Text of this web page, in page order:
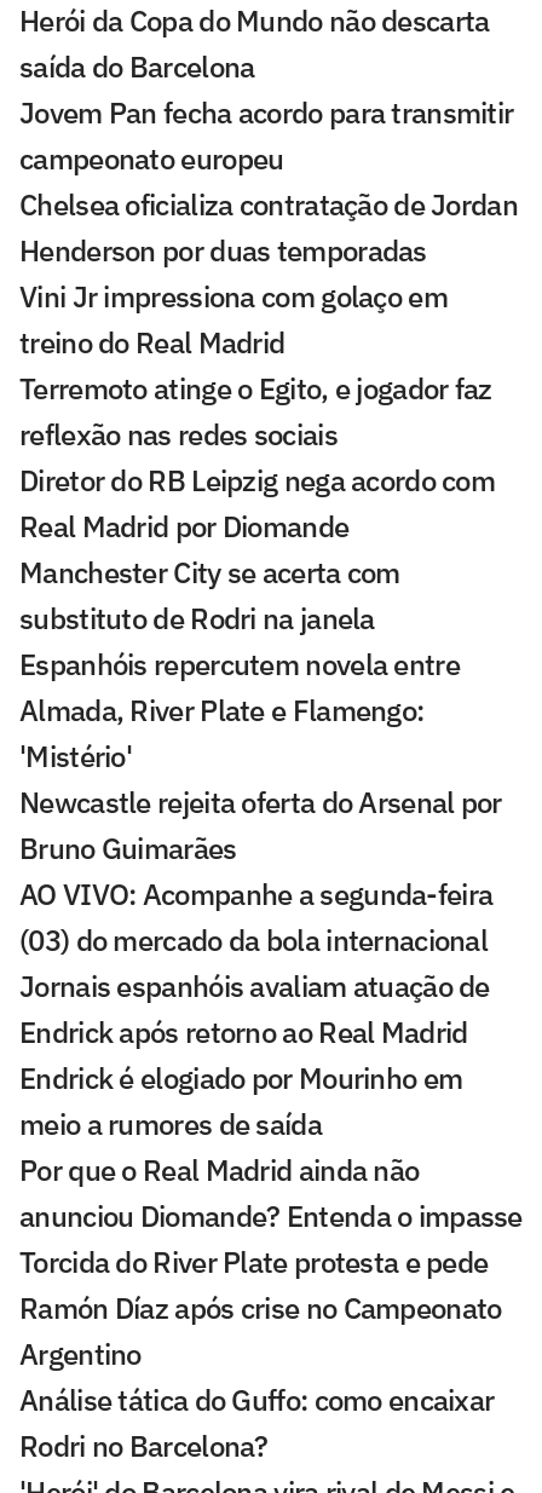
Herói da Copa do Mundo não descarta
saída do Barcelona
Jovem Pan fecha acordo para transmitir
campeonato europeu
Chelsea oficializa contratação de Jordan
Henderson por duas temporadas
Vini Jr impressiona com golaço em
treino do Real Madrid
Terremoto atinge o Egito, e jogador faz
reflexão nas redes sociais
Diretor do RB Leipzig nega acordo com
Real Madrid por Diomande
Manchester City se acerta com
substituto de Rodri na janela
Espanhóis repercutem novela entre
Almada, River Plate e Flamengo:
'Mistério'
Newcastle rejeita oferta do Arsenal por
Bruno Guimarães
AO VIVO: Acompanhe a segunda-feira
(03) do mercado da bola internacional
Jornais espanhóis avaliam atuação de
Endrick após retorno ao Real Madrid
Endrick é elogiado por Mourinho em
meio a rumores de saída
Por que o Real Madrid ainda não
anunciou Diomande? Entenda o impasse
Torcida do River Plate protesta e pede
Ramón Díaz após crise no Campeonato
Argentino
Análise tática do Guffo: como encaixar
Rodri no Barcelona?